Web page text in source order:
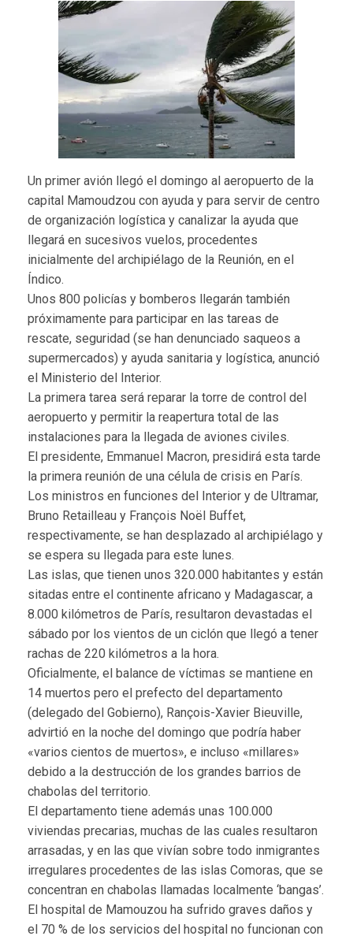
Un primer avión llegó el domingo al aeropuerto de la
capital Mamoudzou con ayuda y para servir de centro
de organización logística y canalizar la ayuda que
llegará en sucesivos vuelos, procedentes
inicialmente del archipiélago de la Reunión, en el
Índico.
Unos 800 policías y bomberos llegarán también
próximamente para participar en las tareas de
rescate, seguridad (se han denunciado saqueos a
supermercados) y ayuda sanitaria y logística, anunció
el Ministerio del Interior.
La primera tarea será reparar la torre de control del
aeropuerto y permitir la reapertura total de las
instalaciones para la llegada de aviones civiles.
El presidente, Emmanuel Macron, presidirá esta tarde
la primera reunión de una célula de crisis en París.
Los ministros en funciones del Interior y de Ultramar,
Bruno Retailleau y François Noël Buffet,
respectivamente, se han desplazado al archipiélago y
se espera su llegada para este lunes.
Las islas, que tienen unos 320.000 habitantes y están
sitadas entre el continente africano y Madagascar, a
8.000 kilómetros de París, resultaron devastadas el
sábado por los vientos de un ciclón que llegó a tener
rachas de 220 kilómetros a la hora.
Oficialmente, el balance de víctimas se mantiene en
14 muertos pero el prefecto del departamento
(delegado del Gobierno), Rançois-Xavier Bieuville,
advirtió en la noche del domingo que podría haber
«varios cientos de muertos», e incluso «millares»
debido a la destrucción de los grandes barrios de
chabolas del territorio.
El departamento tiene además unas 100.000
viviendas precarias, muchas de las cuales resultaron
arrasadas, y en las que vivían sobre todo inmigrantes
irregulares procedentes de las islas Comoras, que se
concentran en chabolas llamadas localmente ‘bangas’.
El hospital de Mamouzou ha sufrido graves daños y
el 70 % de los servicios del hospital no funcionan con